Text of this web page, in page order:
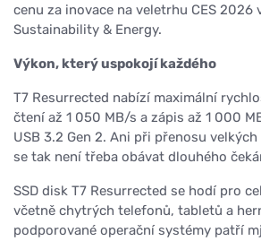
cenu za inovace na veletrhu CES 2026
Sustainability & Energy.
Výkon, který uspokojí každého
T7 Resurrected nabízí maximální
čtení až 1 050 MB/s a zápis až 1 000
USB 3.2 Gen 2. Ani při přenosu
se tak není třeba obávat dlouhého
SSD disk T7 Resurrected se hodí pro
včetně chytrých telefonů, tabletů a
podporované operační systémy patří